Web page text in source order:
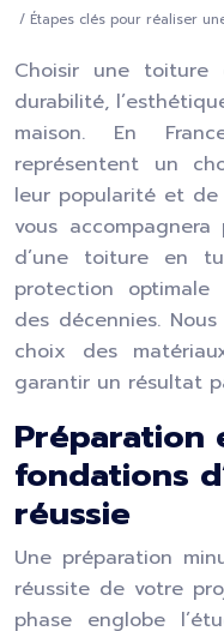
/ Étapes clés pour réaliser
Choisir une
durabilité,
maison. En
représentent un
leur popularité et
vous
d’une toiture en
protection
des décennies.
choix des
garantir un résultat
Préparation
fondations
réussie
Une préparation
réussite de votre
phase englobe